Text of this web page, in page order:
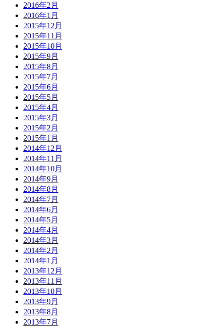
2016年2月
2016年1月
2015年12月
2015年11月
2015年10月
2015年9月
2015年8月
2015年7月
2015年6月
2015年5月
2015年4月
2015年3月
2015年2月
2015年1月
2014年12月
2014年11月
2014年10月
2014年9月
2014年8月
2014年7月
2014年6月
2014年5月
2014年4月
2014年3月
2014年2月
2014年1月
2013年12月
2013年11月
2013年10月
2013年9月
2013年8月
2013年7月